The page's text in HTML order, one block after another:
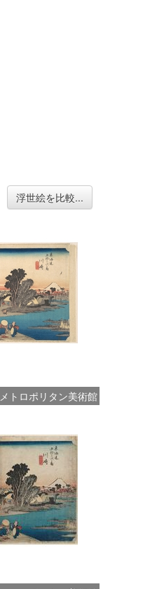
浮世絵を比較...
メトロポリタン美術館